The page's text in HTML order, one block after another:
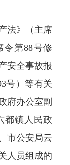
法》（主席
令第88号修
安全事故报
号）等有关
府办公室副
都镇人民政
市公安局云
人员组成的